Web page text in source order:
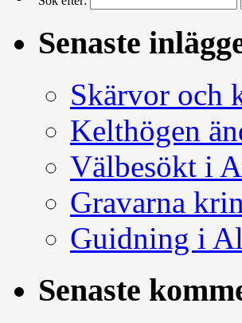
Senaste
Skärvor och
Kelthögen
Välbesökt i
Gravarna
Guidning i
Senaste